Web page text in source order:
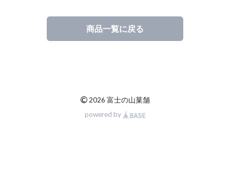
商品一覧に戻る
© 2026 富士の山菓舗
powered by